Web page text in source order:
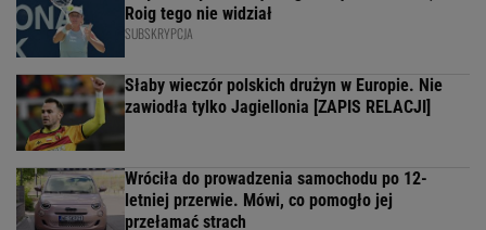
Roig tego nie widział
SUBSKRYPCJA
Słaby wieczór polskich drużyn w Europie. Nie
zawiodła tylko Jagiellonia [ZAPIS RELACJI]
Wróciła do prowadzenia samochodu po 12-
letniej przerwie. Mówi, co pomogło jej
przełamać strach